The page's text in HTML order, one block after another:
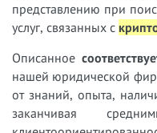
представлению при
услуг, связанных с
Описанное
нашей юридической
от знаний, опыта,
заканчивая